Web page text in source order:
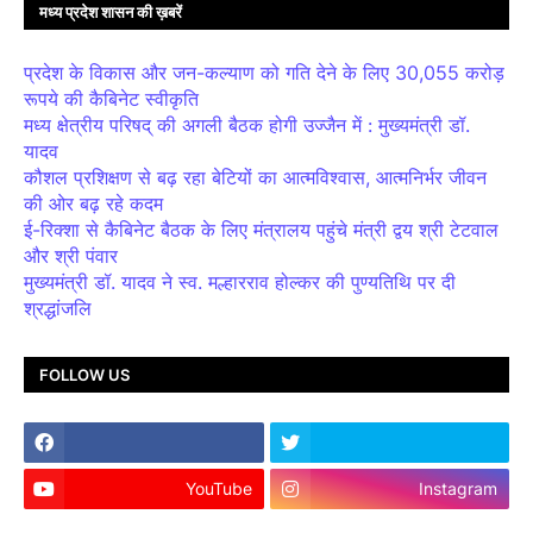
मध्य प्रदेश शासन की ख़बरें
प्रदेश के विकास और जन-कल्याण को गति देने के लिए 30,055 करोड़
रूपये की कैबिनेट स्वीकृति
मध्य क्षेत्रीय परिषद् की अगली बैठक होगी उज्जैन में : मुख्यमंत्री डॉ.
यादव
कौशल प्रशिक्षण से बढ़ रहा बेटियों का आत्मविश्वास, आत्मनिर्भर जीवन
की ओर बढ़ रहे कदम
ई-रिक्शा से कैबिनेट बैठक के लिए मंत्रालय पहुंचे मंत्री द्वय श्री टेटवाल
और श्री पंवार
मुख्यमंत्री डॉ. यादव ने स्व. मल्हारराव होल्कर की पुण्यतिथि पर दी
श्रद्धांजलि
FOLLOW US
YouTube Instagram